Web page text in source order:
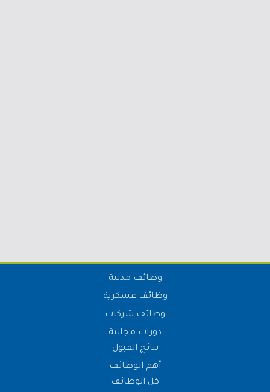
وظائف مدنية
وظائف عسكرية
وظائف شركات
دورات مجانية
نتائج القبول
أهم الوظائف
كل الوظائف